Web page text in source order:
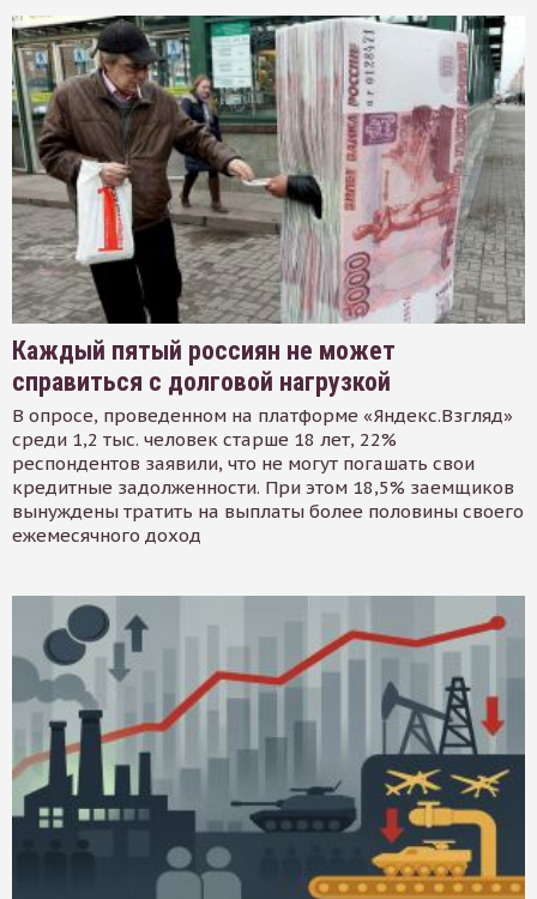
Каждый пятый россиян не может
справиться с долговой нагрузкой
В опросе, проведенном на платформе «Яндекс.Взгляд»
среди 1,2 тыс. человек старше 18 лет, 22%
респондентов заявили, что не могут погашать свои
кредитные задолженности. При этом 18,5% заемщиков
вынуждены тратить на выплаты более половины своего
ежемесячного доход